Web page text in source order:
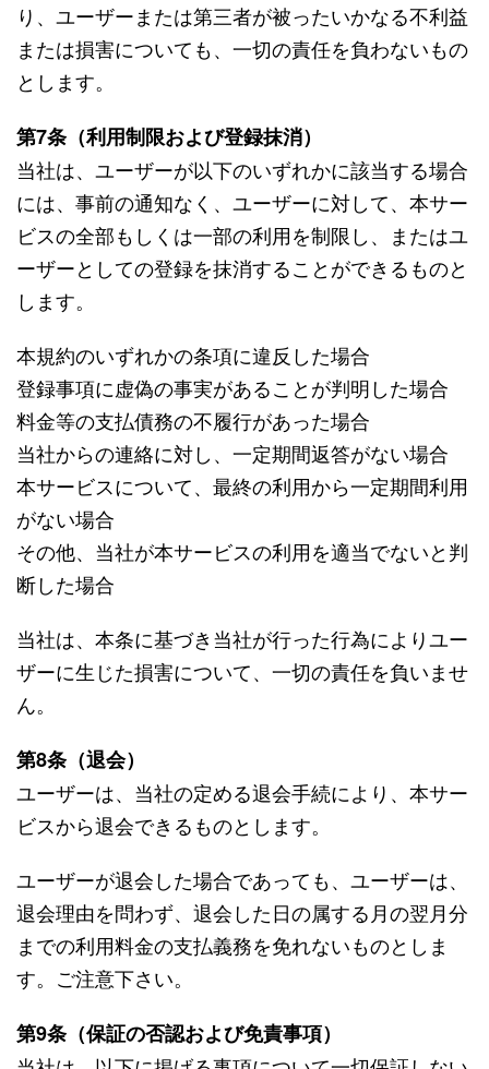
り、ユーザーまたは第三者が被ったいかなる不利益
または損害についても、一切の責任を負わないもの
とします。
第7条（利用制限および登録抹消）
当社は、ユーザーが以下のいずれかに該当する場合
には、事前の通知なく、ユーザーに対して、本サー
ビスの全部もしくは一部の利用を制限し、またはユ
ーザーとしての登録を抹消することができるものと
します。
本規約のいずれかの条項に違反した場合
登録事項に虚偽の事実があることが判明した場合
料金等の支払債務の不履行があった場合
当社からの連絡に対し、一定期間返答がない場合
本サービスについて、最終の利用から一定期間利用
がない場合
その他、当社が本サービスの利用を適当でないと判
断した場合
当社は、本条に基づき当社が行った行為によりユー
ザーに生じた損害について、一切の責任を負いませ
ん。
第8条（退会）
ユーザーは、当社の定める退会手続により、本サー
ビスから退会できるものとします。
ユーザーが退会した場合であっても、ユーザーは、
退会理由を問わず、退会した日の属する月の翌月分
までの利用料金の支払義務を免れないものとしま
す。ご注意下さい。
第9条（保証の否認および免責事項）